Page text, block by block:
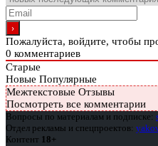
Пожалуйста, войдите, чтобы
0 комментариев
Старые
Новые Популярные
Межтекстовые Отзывы
Посмотреть все комментарии
Вопросы по материалам и подписке:
Отдел рекламы и спецпроектов:
Контент 18+